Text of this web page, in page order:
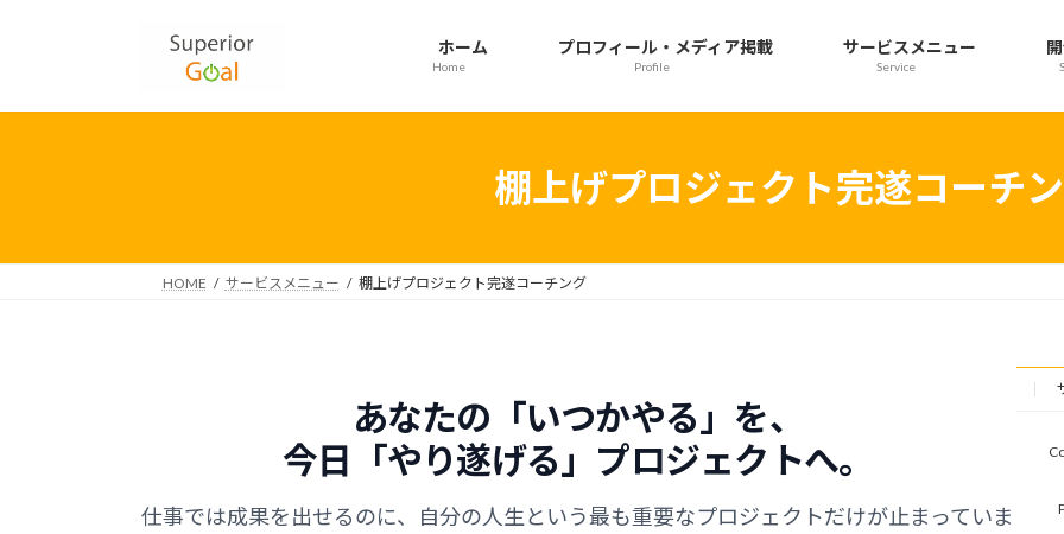
プ
動
ホーム
Home
プロフィール・メディア掲載
Profile
サービスメニュー
Service
棚上げプロジェクト完遂コーチ
HOME サービスメニュー 棚上げプロジェクト完遂コーチング
あなたの「いつかやる」を、
今日「やり遂げる」プロジェクトへ。
仕事では成果を出せるのに、自分の人生という最も重要なプロジェクトだけが止まっていま